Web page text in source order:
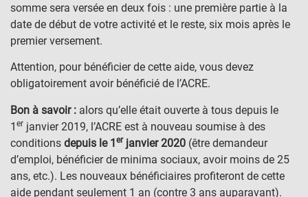
somme sera versée en deux fois : une première partie à la
date de début de votre activité et le reste, six mois après le
premier versement.
Attention, pour bénéficier de cette aide, vous devez
obligatoirement avoir bénéficié de l’ACRE.
Bon à savoir : alors qu’elle était ouverte à tous depuis le
1 er janvier 2019, l’ACRE est à nouveau soumise à des
conditions depuis le 1 erjanvier 2020 (être demandeur
d’emploi, bénéficier de minima sociaux, avoir moins de 25
ans, etc.). Les nouveaux bénéficiaires profiteront de cette
aide pendant seulement 1 an (contre 3 ans auparavant).